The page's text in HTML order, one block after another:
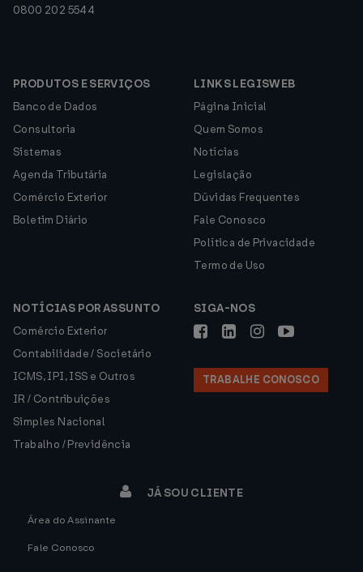
0800 202 5544
PRODUTOS E SERVIÇOS
Banco de Dados
Consultoria
Sistemas
Agenda Tributária
Comércio Exterior
Boletim Diário
LINKS LEGISWEB
Página Inicial
Quem Somos
Notícias
Legislação
Dúvidas Frequentes
Fale Conosco
Política de Privacidade
Termo de Uso
NOTÍCIAS POR ASSUNTO
Comércio Exterior
Contabilidade / Societário
ICMS, IPI, ISS e Outros
IR / Contribuições
Simples Nacional
Trabalho / Previdência
SIGA-NOS
TRABALHE CONOSCO
JÁ SOU CLIENTE
Área do Assinante
Fale Conosco